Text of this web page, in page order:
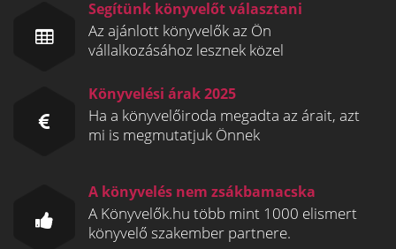
Segítünk könyvelőt választani
Az ajánlott könyvelők az Ön
vállalkozásához lesznek közel
Könyvelési árak 2025
Ha a könyvelőiroda megadta az árait, azt
mi is megmutatjuk Önnek
A könyvelés nem zsákbamacska
A Könyvelők.hu több mint 1000 elismert
könyvelő szakember partnere.